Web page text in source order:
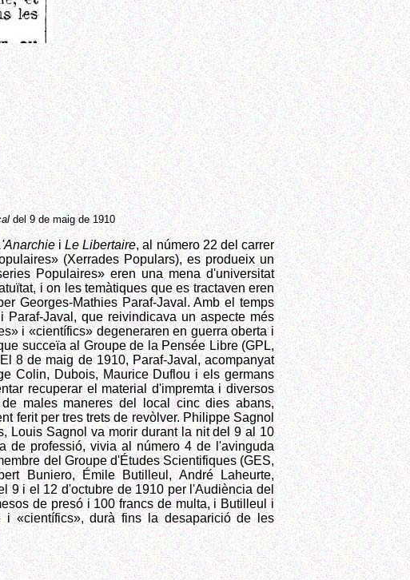
del 9 de maig de 1910
iLe Libertaire, al número 22 del carrer
(Xerrades Populars), es produeix un
Populaires» eren una mena d'universitat
i on les temàtiques que es tractaven eren
Georges-Mathies Paraf-Javal. Amb el temps
Javal, que reivindicava un aspecte més
i «científics» degeneraren en guerra oberta i
succeïa al Groupe de la Pensée Libre (GPL,
8 de maig de 1910, Paraf-Javal, acompanyat
Colin, Dubois, Maurice Duflou i els germans
recuperar el material d'impremta i diversos
males maneres del local cinc dies abans,
ferit per tres trets de revòlver. Philippe Sagnol
Louis Sagnol va morir durant la nit del 9 al 10
de professió, vivia al número 4 de l'avinguda
del Groupe d'Études Scientifiques (GES,
Buniero, Émile Butilleul, André Laheurte,
9 i el 12 d'octubre de 1910 per l'Audiència del
de presó i 100 francs de multa, i Butilleul i
«científics», durà fins la desaparició de les